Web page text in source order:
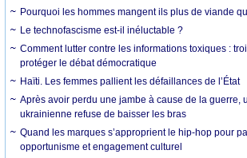
Pourquoi les hommes mangent ils plus de viande
Le technofascisme est-il inéluctable ?
Comment lutter contre les informations toxiques :
protéger le débat démocratique
Haïti. Les femmes pallient les défaillances de l’État
Après avoir perdu une jambe à cause de la guerre,
ukrainienne refuse de baisser les bras
Quand les marques s’approprient le hip-hop pour
opportunisme et engagement culturel